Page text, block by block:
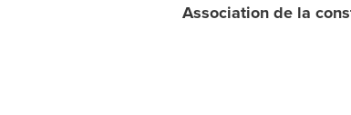
Association de la